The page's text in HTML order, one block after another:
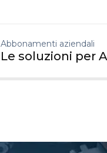
Abbonamenti aziendali
Le soluzioni per